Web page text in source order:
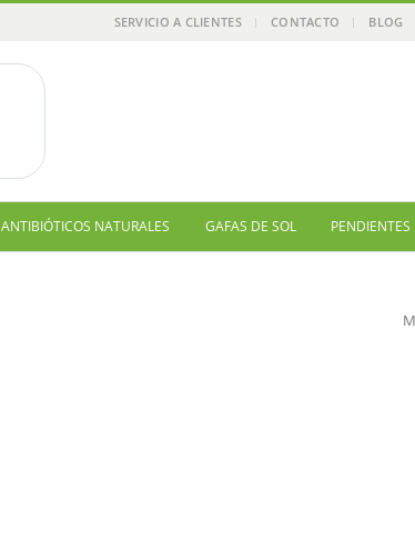
SERVICIO A CLIENTES CONTACTO BLOG
ANTIBIÓTICOS NATURALES GAFAS DE SOL PENDIENTES